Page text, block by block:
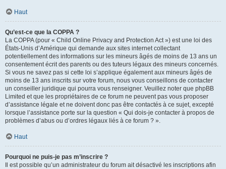
Haut
Qu’est-ce que la COPPA ?
La COPPA (pour « Child Online Privacy and Protection Act ») est une loi des
États-Unis d’Amérique qui demande aux sites internet collectant
potentiellement des informations sur les mineurs âgés de moins de 13 ans un
consentement écrit des parents ou des tuteurs légaux des mineurs concernés.
Si vous ne savez pas si cette loi s’applique également aux mineurs âgés de
moins de 13 ans inscrits sur votre forum, nous vous conseillons de contacter
un conseiller juridique qui pourra vous renseigner. Veuillez noter que phpBB
Limited et que les propriétaires de ce forum ne peuvent pas vous proposer
d’assistance légale et ne doivent donc pas être contactés à ce sujet, excepté
lorsque l’assistance porte sur la question « Qui dois-je contacter à propos de
problèmes d’abus ou d’ordres légaux liés à ce forum ? ».
Haut
Pourquoi ne puis-je pas m’inscrire ?
Il est possible qu’un administrateur du forum ait désactivé les inscriptions afin